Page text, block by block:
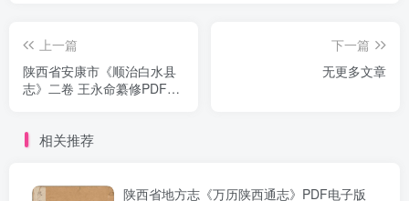
上一篇
陕西省安康市《顺治白水县
志》二卷 王永命纂修PDF电
下一篇
无更多文章
相关推荐
陕西省地方志《万历陕西通志》PDF电子版